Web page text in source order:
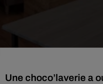
Une choco’laverie a